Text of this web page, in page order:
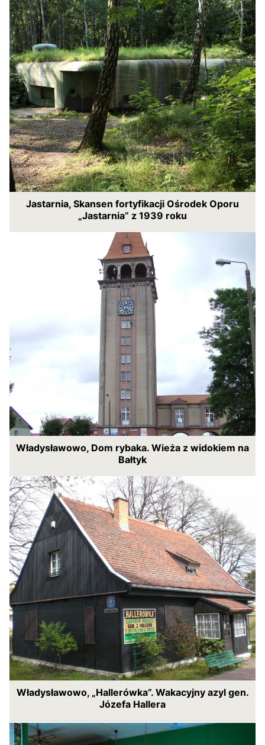
Jastarnia, Skansen fortyfikacji Ośrodek Oporu
„Jastarnia” z 1939 roku
Władysławowo, Dom rybaka. Wieża z widokiem na
Bałtyk
Władysławowo, „Hallerówka”. Wakacyjny azyl gen.
Józefa Hallera